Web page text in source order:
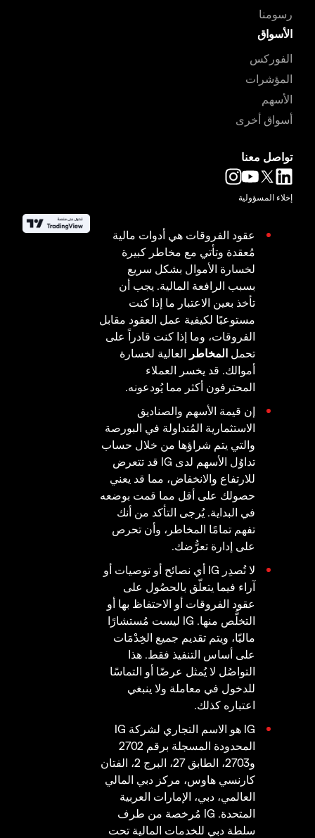
رسومنا
الأسواق
الفوركس
المؤشرات
الأسهم
أسواق أخرى
تواصل معنا
إخلاء المسؤولية
عقود الفروقات هي أدوات مالية
مُعقدة وتأتي مع مخاطر كبيرة
لخسارة الأموال بشكل سريع
بسبب الرافعة المالية. يجب أن
تأخذ بعين الاعتبار ما إذا كنت
مستوعبًا لكيفية عمل العقود مقابل
الفروقات، وما إذا كنت قادراً على
تحمل المخاطر العالية لخسارة
أموالك. قد يخسر العملاء
المحترفون أكثر مما يُودعونه.
إن قيمة الأسهم والصناديق
الاستثمارية المُتداولة في البورصة
والتي يتم شراؤها من خلال حساب
تداوُل الأسهم لدى IG قد تتعرض
للارتفاع والانخفاض، مما قد يعني
حصولك على أقل مما قمت بوضعه
في البداية. يُرجى التأكد من أنك
تفهم تمامًا المخاطر، وأن تحرص
على إدارة تعرُّضك.
لا تُصدِر IG أي نصائح أو توصيات أو
آراء فيما يتعلّق بالحصُول على
عقود الفروقات أو الاحتفاظ بها أو
التخلُّص منها. IG ليست مُستشارًا
ماليّا، ويتم تقديم جميع الخِدْمَات
على أساس التنفيذ فقط. هذا
التواصُل لا يُمثل عرضًا أو التماسًا
للدخول في معاملة ولا ينبغي
اعتباره كذلك.
IG هو الاسم التجاري لشركة IG
المحدودة المسجلة برقم 2702
و2703، الطابق 27، البرج 2، الفتان
كارنسي هاوس، مركز دبي المالي
العالمي، دبي، الإمارات العربية
المتحدة. IG مُرخصة من طرف
سلطة دبي للخدمات المالية تحت